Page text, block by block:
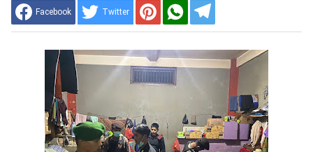
Facebook Twitter